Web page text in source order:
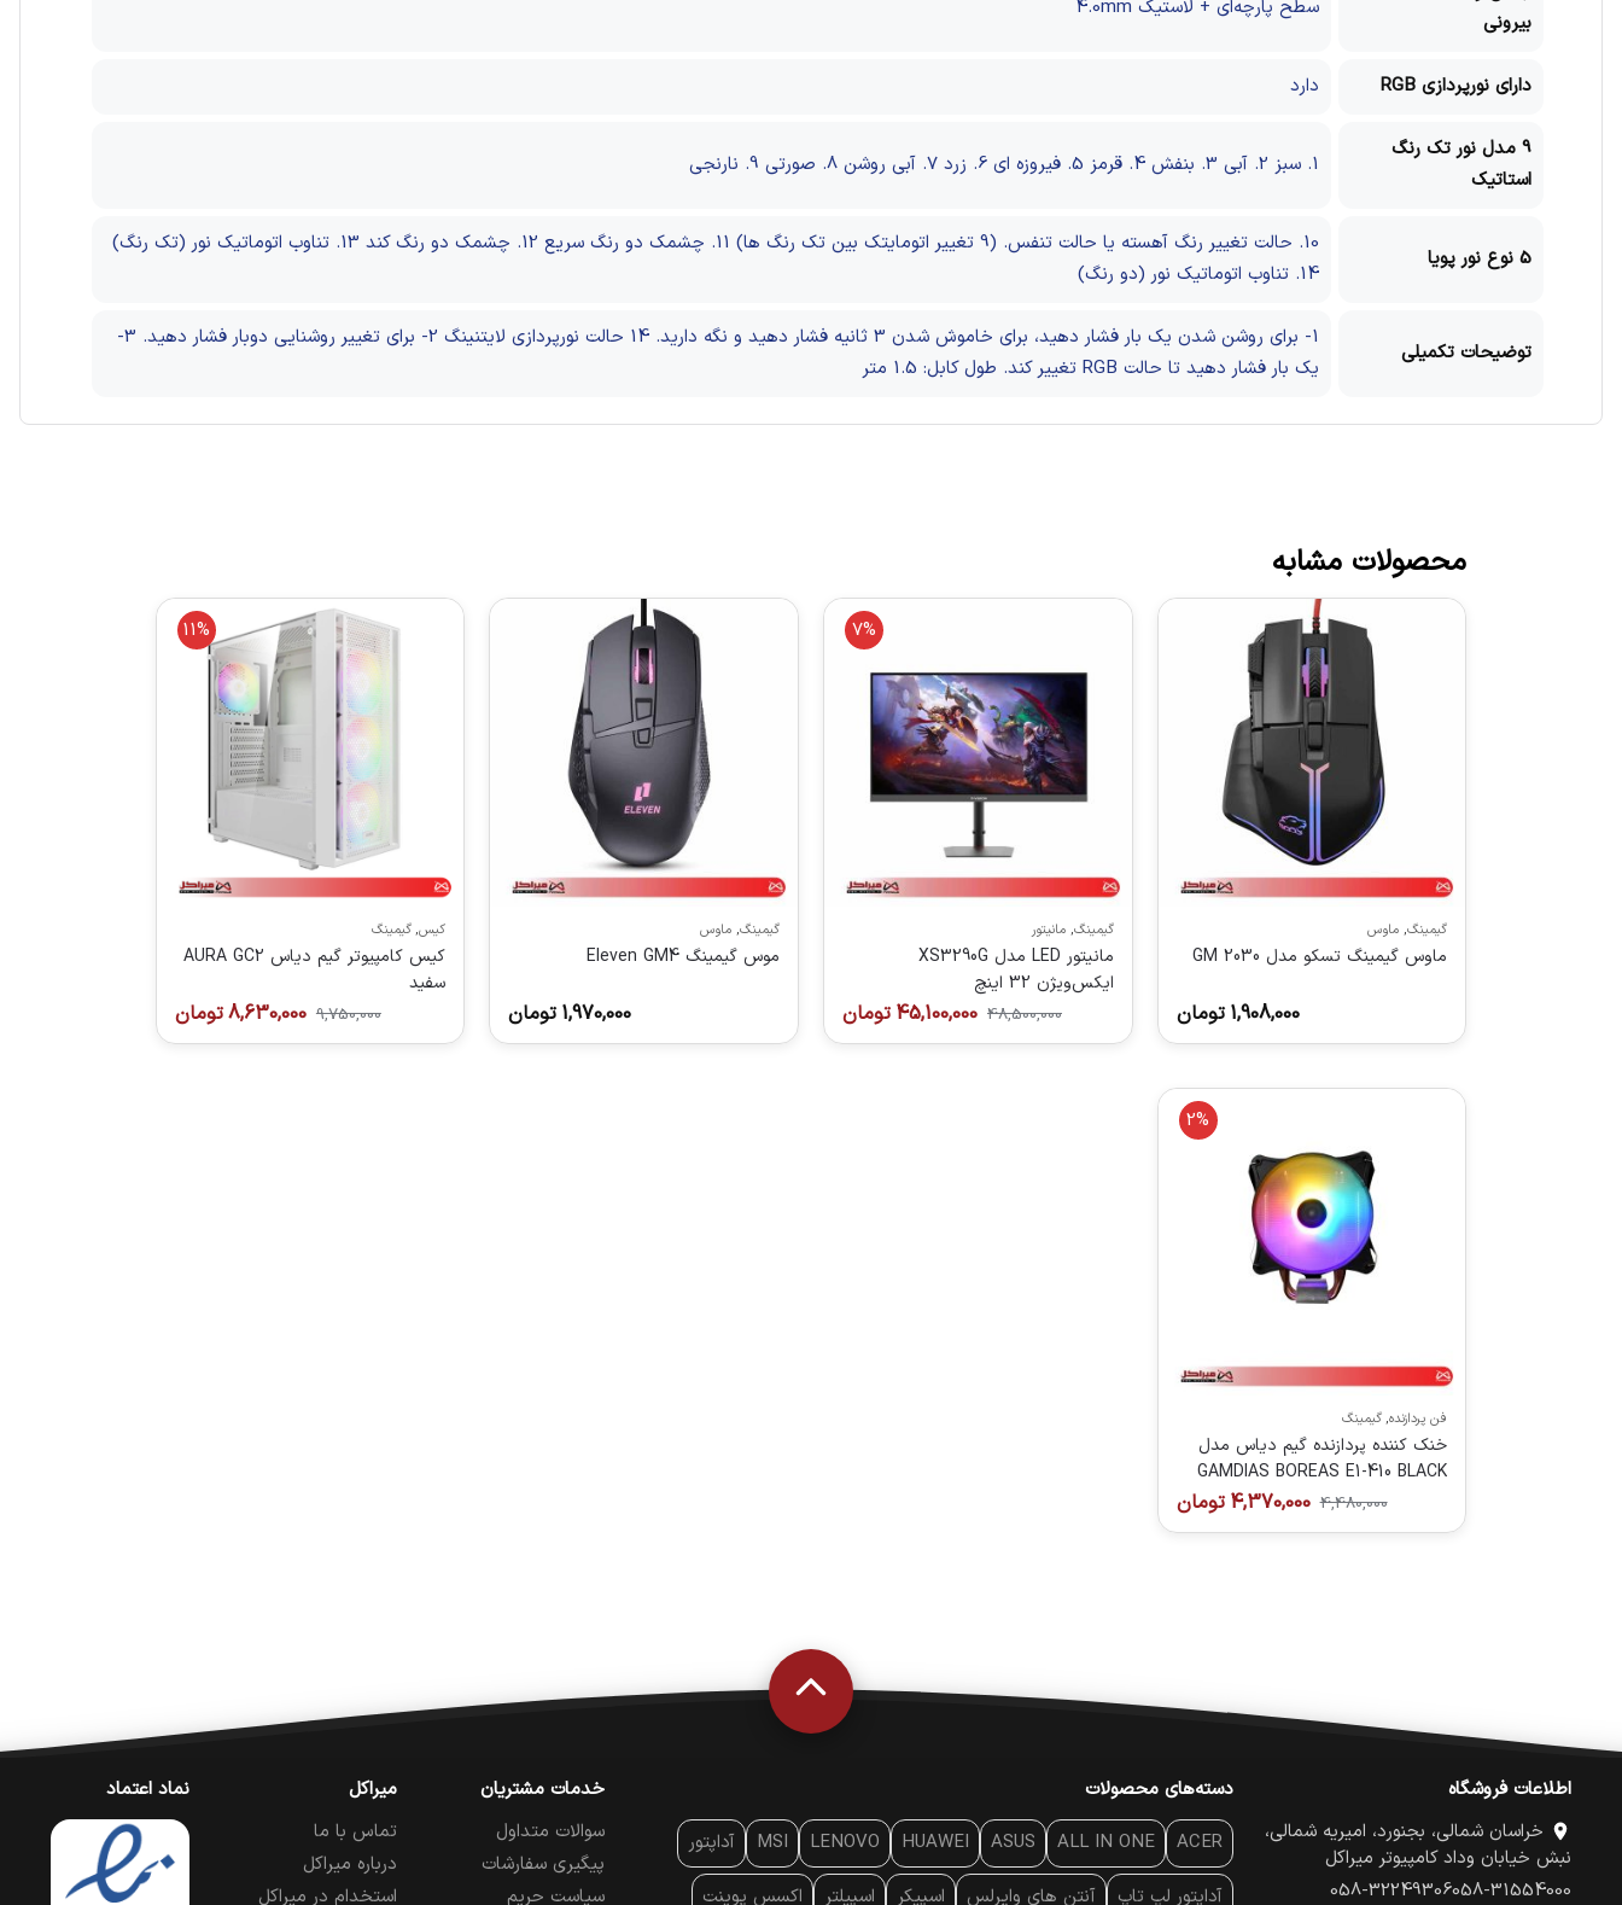
بیرونی
سطح پارچه‌ای + لاستیک 4.0mm
دارای نورپردازی RGB دارد
9 مدل نور تک رنگ
استاتیک
1. سبز 2. آبی 3. بنفش 4. قرمز 5. فیروزه ای 6. زرد 7. آبی روشن 8. صورتی 9. نارنجی
5 نوع نور پویا
10. حالت تغییر رنگ آهسته یا حالت تنفس. (9 تغییر اتومایتک بین تک رنگ ها) 11. چشمک دو رنگ سریع 12. چشمک دو رنگ کند
13. تناوب اتوماتیک نور (تک رنگ)
14. تناوب اتوماتیک نور (دو رنگ)
توضیحات تکمیلی
1- برای روشن شدن یک بار فشار دهید، برای خاموش شدن 3 ثانیه فشار دهید و نگه دارید. 14 حالت نورپردازی لایتنینگ 2- برای تغییر روشنایی دوبار فشار دهید.
3-
یک بار فشار دهید تا حالت RGB تغییر کند.
طول کابل: 1.5 متر
محصولات مشابه
گیمینگ, ماوس
ماوس گیمینگ تسکو مدل GM 2030
1,908,000 تومان
7%
گیمینگ,مانیتور
مانیتور LED مدل XS3290G
ایکس‌ویژن 32 اینچ
48,500,000
45,100,000 تومان
گیمینگ, ماوس
موس گیمینگ Eleven GM4
1,970,000 تومان
11%
کیس,گیمینگ
کیس کامپیوتر گیم دیاس AURA GC2
سفید
9,750,000
8,630,000تومان
2%
فن پردازنده,گیمینگ
خنک کننده پردازنده گیم دیاس مدل
GAMDIAS BOREAS E1-410 BLACK
4,480,000
4,370,000 تومان
اطلاعات فروشگاه
خراسان شمالی، بجنورد، امیریه شمالی،
نبش خیابان وداد کامپیوتر میراکل
058-31554000
058-32249306
دسته‌های محصولات
ACER
ALL IN ONE
ASUS
HUAWEI
LENOVO
MSI
آداپتور
آداپتور لپ تاپ
آنتن‌ های وایرلس اسپیکر اسپیلتر اکسس پوینت
خدمات مشتریان
سوالات متداول
پیگیری سفارشات
سیاست حریم
میراکل
تماس با ما
درباره میراکل
استخدام در میراکل
نماد اعتماد